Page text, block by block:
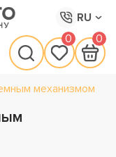
RU
0 0
механизмом